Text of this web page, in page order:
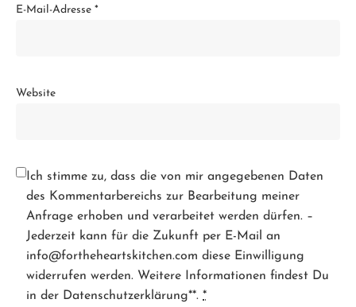
E-Mail-Adresse *
Website
Ich stimme zu, dass die von mir angegebenen Daten
des Kommentarbereichs zur Bearbeitung meiner
Anfrage erhoben und verarbeitet werden dürfen. –
Jederzeit kann für die Zukunft per E-Mail an
info@fortheheartskitchen.com diese Einwilligung
widerrufen werden. Weitere Informationen findest Du
in der Datenschutzerklärung**. *